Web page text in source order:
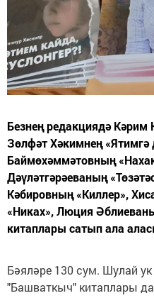
Безнең редакциядә
Зөлфәт Хәкимнең «Ятимгә
Баймөхәммәтовның
Дәүләтгәрәеваның
Кәбировның «Киллер»,
«Никах», Люция
китаплары сатып ала
Бәяләре 130 сум. Шулай
"Башваткыч" китаплары